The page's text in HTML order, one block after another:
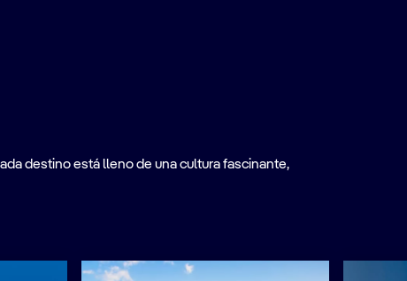
destino está lleno de una cultura fascinante,